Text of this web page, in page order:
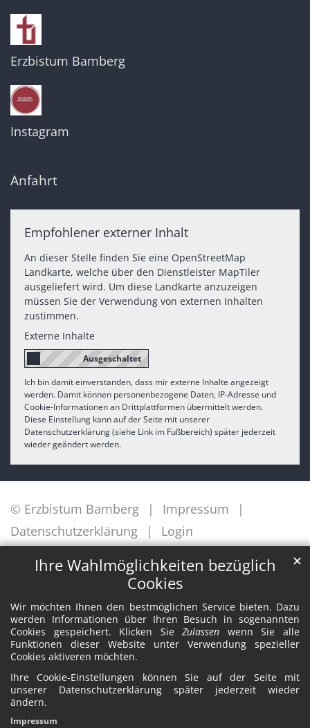
Ihre Wahlmöglichkeiten bezüglich
Cookies
Wir möchten Ihnen den bestmöglichen Service bieten. Dazu
werden Informationen über Ihren Besuch in sogenannten
Cookies gespeichert. Klicken SieZulassen wenn Sie alle
Funktionen dieser Website unter Verwendung spezieller
Cookies aktiveren möchten.
Ihre Cookie-Einstellungen können Sie auf der Seite mit
unserer Datenschutzerklärung später jederzeit wieder
ändern.
✕
Impressum
Erzbistum Bamberg
Instagram
Anfahrt
Empfohlener externer Inhalt
An dieser Stelle finden Sie eine OpenStreetMap
Landkarte, welche über den Dienstleister MapTiler
ausgeliefert wird. Um diese Landkarte anzuzeigen
müssen Sie der Verwendung von externen Inhalten
zustimmen.
Externe Inhalte
Ich bin damit einverstanden, dass mir externe Inhalte angezeigt
werden. Damit können personenbezogene Daten, IP-Adresse und
Cookie-Informationen an Drittplattformen übermittelt werden.
Diese Einstellung kann auf der Seite mit unserer
Datenschutzerklärung (siehe Link im Fußbereich) später jederzeit
wieder geändert werden.
© Erzbistum Bamberg
Impressum
Datenschutzerklärung
Login